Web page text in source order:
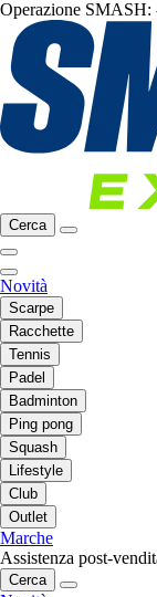
Operazione SMASH:
Cerca
Novità
Scarpe
Racchette
Tennis
Padel
Badminton
Ping pong
Squash
Lifestyle
Club
Outlet
Marche
Assistenza post-
Cerca